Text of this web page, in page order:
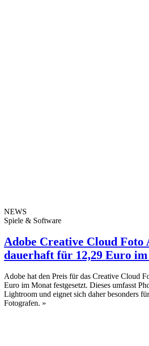
NEWS
Spiele & Software
Adobe Creative Cloud Foto
dauerhaft für 12,29 Euro
Adobe hat den Preis für das Creative Cloud
Euro im Monat festgesetzt. Dieses umfasst
Lightroom und eignet sich daher besonders
Fotografen. »